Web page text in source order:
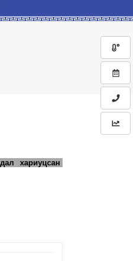
хариуцсан